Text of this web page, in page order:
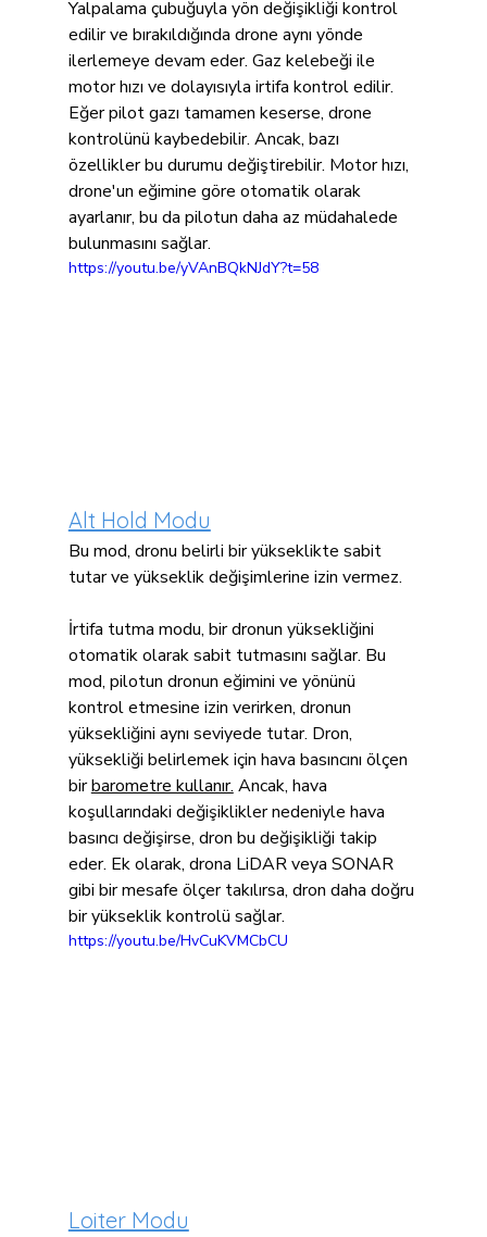
Yalpalama çubuğuyla yön değişikliği kontrol
edilir ve bırakıldığında drone aynı yönde
ilerlemeye devam eder. Gaz kelebeği ile
motor hızı ve dolayısıyla irtifa kontrol edilir.
Eğer pilot gazı tamamen keserse, drone
kontrolünü kaybedebilir. Ancak, bazı
özellikler bu durumu değiştirebilir. Motor hızı,
drone'un eğimine göre otomatik olarak
ayarlanır, bu da pilotun daha az müdahalede
bulunmasını sağlar.
https://youtu.be/yVAnBQkNJdY?t=58
Alt Hold Modu
Bu mod, dronu belirli bir yükseklikte sabit
tutar ve yükseklik değişimlerine izin vermez.
İrtifa tutma modu, bir dronun yüksekliğini
otomatik olarak sabit tutmasını sağlar. Bu
mod, pilotun dronun eğimini ve yönünü
kontrol etmesine izin verirken, dronun
yüksekliğini aynı seviyede tutar. Dron,
yüksekliği belirlemek için hava basıncını ölçen
bir barometre kullanır. Ancak, hava
koşullarındaki değişiklikler nedeniyle hava
basıncı değişirse, dron bu değişikliği takip
eder. Ek olarak, drona LiDAR veya SONAR
gibi bir mesafe ölçer takılırsa, dron daha doğru
bir yükseklik kontrolü sağlar.
https://youtu.be/HvCuKVMCbCU
Loiter Modu